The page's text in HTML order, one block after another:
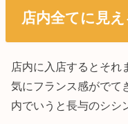
店内全てに見
店内に入店するとそれ
気にフランス感がでて
内でいうと長与のシシ